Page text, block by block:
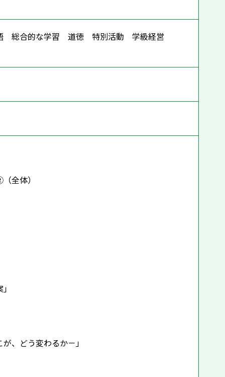
合的な学習 道徳 特別活動 学級経営
全体）
、どう変わるか－」